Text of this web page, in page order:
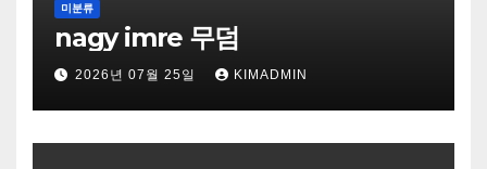
미분류
nagy imre 무덤
2026년 07월 25일 KIMADMIN